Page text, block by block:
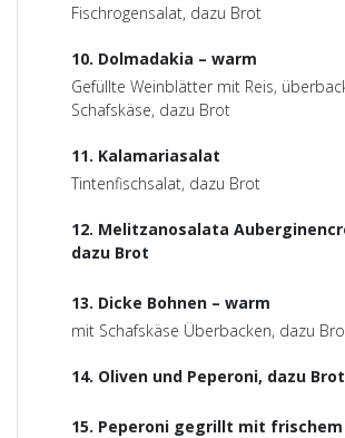
Fischrogensalat, dazu Brot
10. Dolmadakia – warm
Gefüllte Weinblätter mit Reis,
Schafskäse, dazu Brot
11. Kalamariasalat
Tintenfischsalat, dazu Brot
12. Melitzanosalata
dazu Brot
13. Dicke Bohnen – warm
mit Schafskäse Überbacken, dazu
14. Oliven und Peperoni, dazu Brot
15. Peperoni gegrillt mit frischem